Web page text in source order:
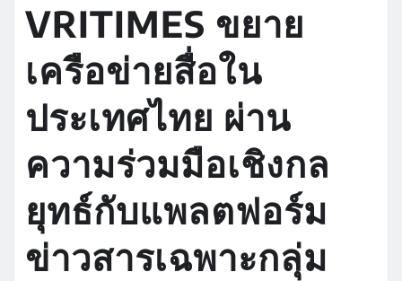
VRITIMES ขยาย
เครือข่ายสื่อใน
ประเทศไทย ผ่าน
ความร่วมมือเชิงกล
ยุทธ์กับแพลตฟอร์ม
ข่าวสารเฉพาะกลุ่ม